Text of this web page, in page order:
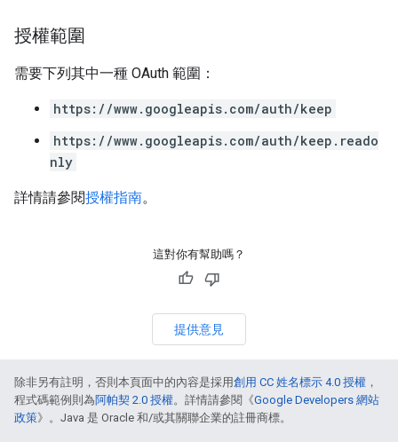
授權範圍
需要下列其中一種 OAuth 範圍：
https://www.googleapis.com/auth/keep
https://www.googleapis.com/auth/keep.reado
nly
詳情請參閱授權指南。
這對你有幫助嗎？
提供意見
除非另有註明，否則本頁面中的內容是採用創用 CC 姓名標示 4.0 授權 ，
程式碼範例則為阿帕契 2.0 授權。詳情請參閱《Google Developers 網站
政策》。Java 是 Oracle 和/或其關聯企業的註冊商標。